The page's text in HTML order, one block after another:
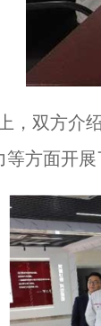
，双方介
等方面开